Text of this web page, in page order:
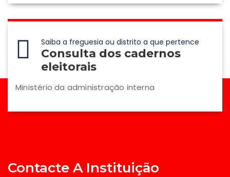
Saiba a freguesia ou distrito a que pertence
Consulta dos cadernos
eleitorais
Ministério da administração interna
Contacte A Instituição